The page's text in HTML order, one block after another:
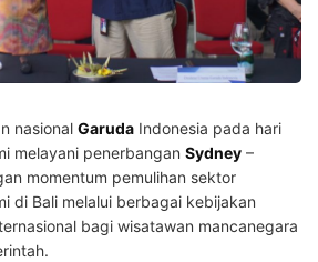
nasional Garuda Indonesia pada hari
melayani penerbangan Sydney –
momentum pemulihan sektor
di Bali melalui berbagai kebijakan
bagi wisatawan mancanegara